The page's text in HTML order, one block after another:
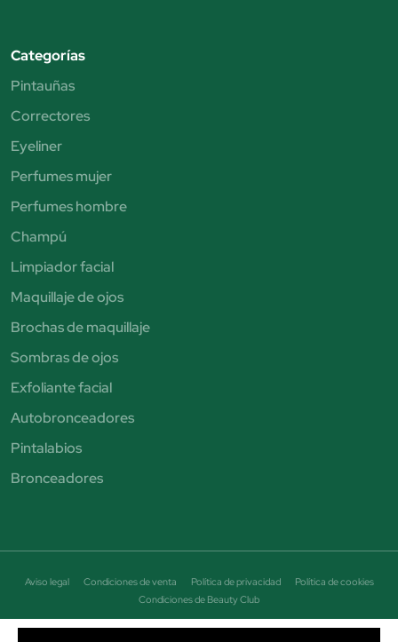
Categorías
Pintauñas
Correctores
Eyeliner
Perfumes mujer
Perfumes hombre
Champú
Limpiador facial
Maquillaje de ojos
Brochas de maquillaje
Sombras de ojos
Exfoliante facial
Autobronceadores
Pintalabios
Bronceadores
Aviso legal Condiciones de venta Política de privacidad
Política de cookies
Condiciones de Beauty Club